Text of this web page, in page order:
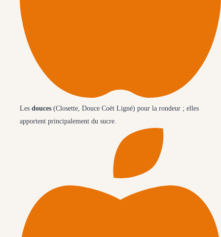
Les douces (Closette, Douce Coët Ligné) pour la rondeur ; elles
apportent principalement du sucre.